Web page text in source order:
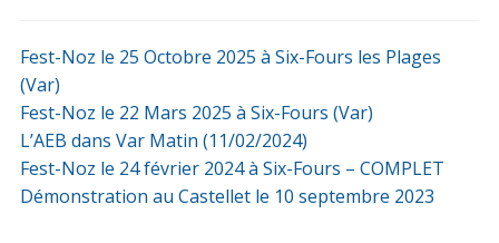
Fest-Noz le 25 Octobre 2025 à Six-Fours les Plages
(Var)
Fest-Noz le 22 Mars 2025 à Six-Fours (Var)
L’AEB dans Var Matin (11/02/2024)
Fest-Noz le 24 février 2024 à Six-Fours – COMPLET
Démonstration au Castellet le 10 septembre 2023